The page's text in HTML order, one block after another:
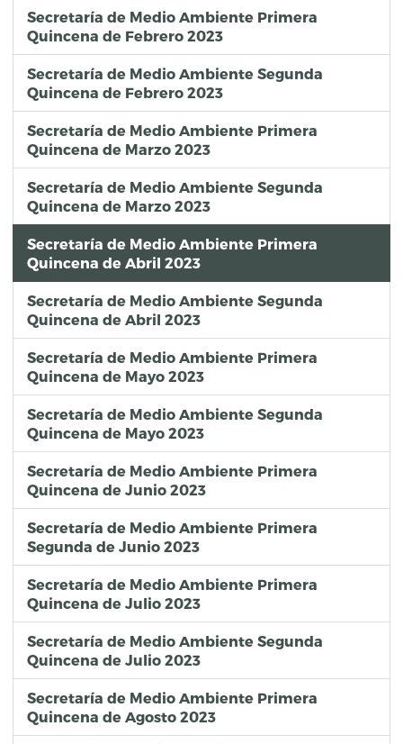
Secretaría de Medio Ambiente Primera
Quincena de Febrero 2023
Secretaría de Medio Ambiente Segunda
Quincena de Febrero 2023
Secretaría de Medio Ambiente Primera
Quincena de Marzo 2023
Secretaría de Medio Ambiente Segunda
Quincena de Marzo 2023
Secretaría de Medio Ambiente Primera
Quincena de Abril 2023
Secretaría de Medio Ambiente Segunda
Quincena de Abril 2023
Secretaría de Medio Ambiente Primera
Quincena de Mayo 2023
Secretaría de Medio Ambiente Segunda
Quincena de Mayo 2023
Secretaría de Medio Ambiente Primera
Quincena de Junio 2023
Secretaría de Medio Ambiente Primera
Segunda de Junio 2023
Secretaría de Medio Ambiente Primera
Quincena de Julio 2023
Secretaría de Medio Ambiente Segunda
Quincena de Julio 2023
Secretaría de Medio Ambiente Primera
Quincena de Agosto 2023